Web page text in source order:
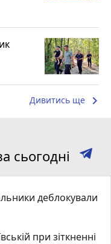
Дивитись ще keyboard_arrow_right
сьогодні
деблокували
при зіткненні